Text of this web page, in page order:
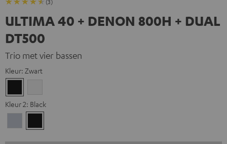
ULTIMA 40 + DENON 800H + DUAL
DT500
Trio met vier bassen
Kleur: Zwart
Kleur 2: Black
zilver